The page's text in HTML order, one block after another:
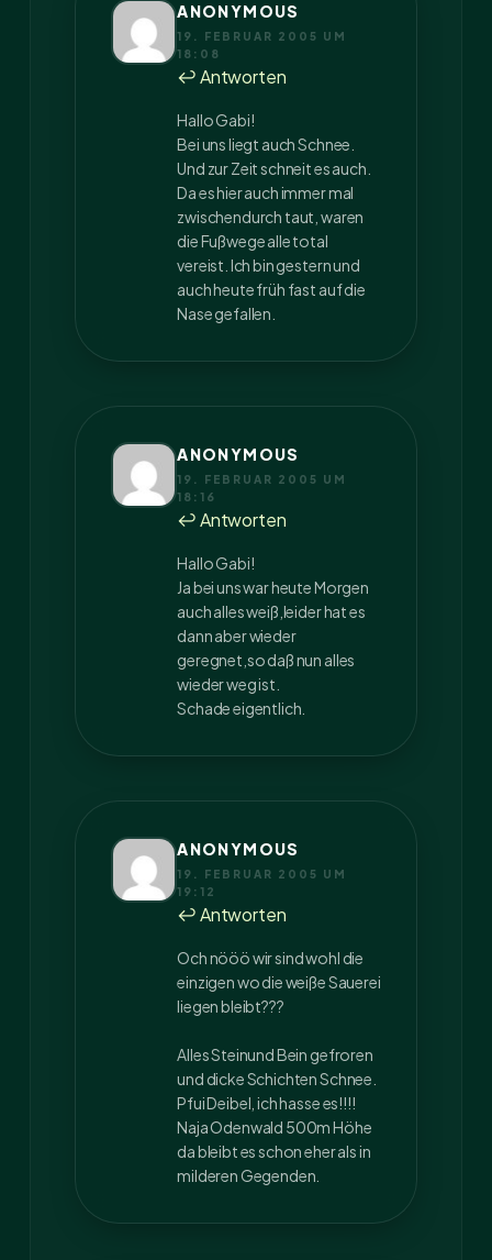
ANONYMOUS
19. FEBRUAR 2005 UM
18:08
↩ Antworten
Hallo Gabi!
Bei uns liegt auch Schnee.
Und zur Zeit schneit es auch.
Da es hier auch immer mal
zwischendurch taut, waren
die Fußwege alle total
vereist. Ich bin gestern und
auch heute früh fast auf die
Nase gefallen.
ANONYMOUS
19. FEBRUAR 2005 UM
18:16
↩ Antworten
Hallo Gabi!
Ja bei uns war heute Morgen
auch alles weiß,leider hat es
dann aber wieder
geregnet,so daß nun alles
wieder weg ist.
Schade eigentlich.
ANONYMOUS
19. FEBRUAR 2005 UM
19:12
↩ Antworten
Och nööö wir sind wohl die
einzigen wo die weiße Sauerei
liegen bleibt???
Alles Steinund Bein gefroren
und dicke Schichten Schnee.
Pfui Deibel, ich hasse es!!!!
Naja Odenwald 500m Höhe
da bleibt es schon eher als in
milderen Gegenden.